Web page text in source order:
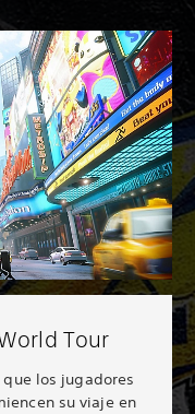
Tour
los jugadores
su viaje en